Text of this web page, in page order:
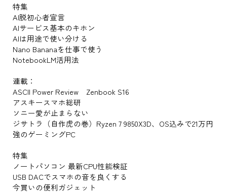
特集
AI脱初心者宣言
AIサービス基本のキホン
AIは用途で使い分ける
Nano Bananaを仕事で使う
NotebookLM活用法
連載：
ASCII Power Review Zenbook S16
アスキースマホ総研
ソニー愛が止まらない
ジサトラ（自作虎の巻）Ryzen 7 9850X3D、OS込みで21万円
強のゲーミングPC
特集
ノートパソコン 最新CPU性能検証
USB DACでスマホの音を良くする
今買いの便利ガジェット